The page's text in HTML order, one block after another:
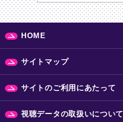
HOME
サイトマップ
サイトのご利用にあたって
視聴データの取扱いについて